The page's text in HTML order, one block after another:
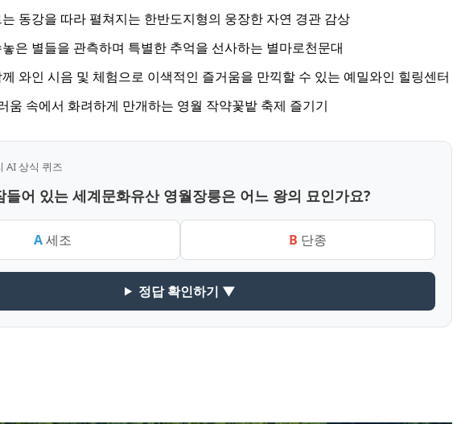
동강을 따라 펼쳐지는 한반도지형의 웅장한 자연 경관 감상
은 별들을 관측하며 특별한 추억을 선사하는 별마로천문대
와인 시음 및 체험으로 이색적인 즐거움을 만끽할 수 있는 예밀와인 힐링센터
움 속에서 화려하게 만개하는 영월 작약꽃밭 축제 즐기기
AI 상식 퀴즈
들어 있는 세계문화유산 영월장릉은 어느 왕의 묘인가요?
A세조 B 단종
정답 확인하기 ▼